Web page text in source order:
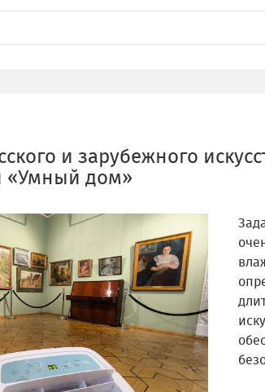
и зарубежного
«Умный дом»